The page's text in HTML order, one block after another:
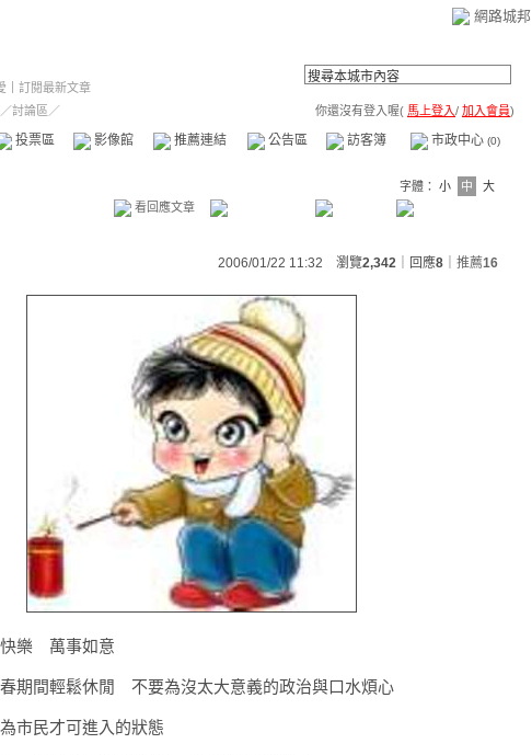
網路城邦
訂閱最新文章
／討論區／ 你還沒有登入喔( 馬上登入/ 加入會員)
投票區 影像館 推薦連結 公告區 訪客簿 市政中心 (0)
字體： 小 中
大
看回應文章
2006/01/22 11:32 瀏覽2,342 ｜回應8 推薦16
快樂 萬事如意
期間輕鬆休閒 不要為沒太大意義的政治與口水煩心
市民才可進入的狀態